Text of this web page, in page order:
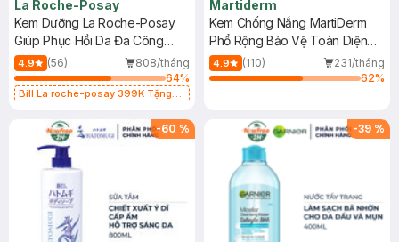
La Roche-Posay
Kem Dưỡng La Roche-Posay
Giúp Phục Hồi Da Đa Công
Dụng 40ml
4.9 (56)
808/tháng
64%
Bill La roche-posay 399K Tặng
(SL có hạn)
Martiderm
Kem Chống Nắng MartiDerm
Phổ Rộng Bảo Vệ Toàn Diện
40ml
4.9 (110)
231/tháng
62%
-60 % -39 %